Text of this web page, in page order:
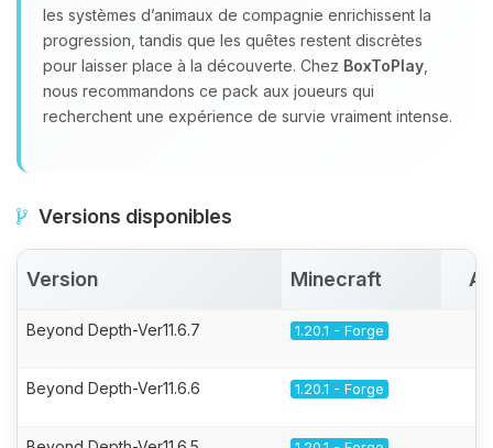
les systèmes d’animaux de compagnie enrichissent la
progression, tandis que les quêtes restent discrètes
pour laisser place à la découverte. Chez BoxToPlay
nous recommandons ce pack aux joueurs qui
recherchent une expérience de survie vraiment intense.
Versions disponibles
Version Minecraft
Beyond Depth-Ver11.6.7 1.20.1 - Forge
Beyond Depth-Ver11.6.6 1.20.1 - Forge